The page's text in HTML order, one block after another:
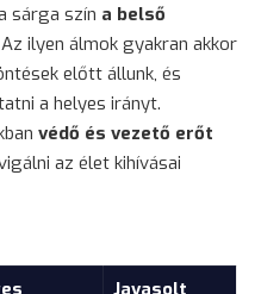
sárga szín a belső
ilyen álmok gyakran akkor
előtt állunk, és
a helyes irányt.
védő és vezető erőt
az élet kihívásai